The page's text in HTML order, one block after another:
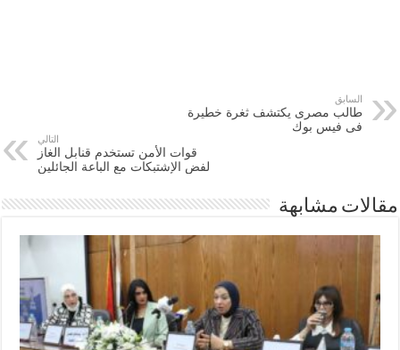
السابق
طالب مصرى يكتشف ثغرة خطيرة
فى فيس بوك
التالي
قوات الأمن تستخدم قنابل الغاز
لفض الإشتبكات مع الباعة الجائلين
مقالات مشابهة